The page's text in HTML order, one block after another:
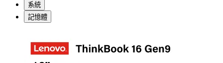
系統
記憶體